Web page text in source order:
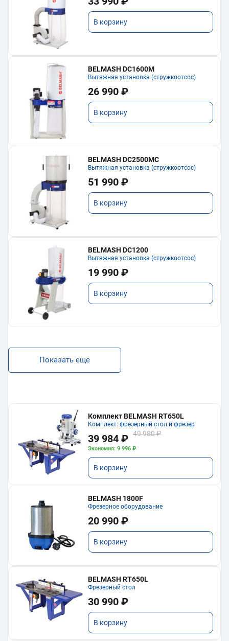
В корзину
BELMASH DC1600M
Вытяжная установка (стружкоотсос)
26 990 ₽
В корзину
BELMASH DC2500MC
Вытяжная установка (стружкоотсос)
51 990 ₽
В корзину
BELMASH DC1200
Вытяжная установка (стружкоотсос)
19 990 ₽
В корзину
Показать еще
Комплект BELMASH RT650L
Комплект: фрезерный стол и фрезер
39 984 ₽ 49 980 ₽
Экономия: 9 996 ₽
В корзину
BELMASH 1800F
Фрезерное оборудование
20 990 ₽
В корзину
BELMASH RT650L
Фрезерный стол
30 990 ₽
В корзину